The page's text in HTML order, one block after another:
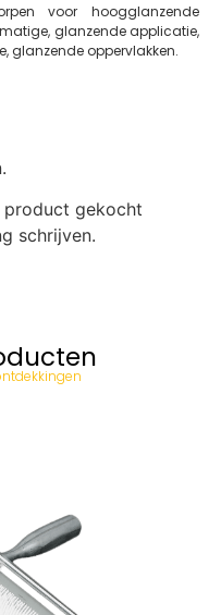
voor hoogglanzende
glanzende applicatie,
glanzende oppervlakken.
product gekocht
schrijven.